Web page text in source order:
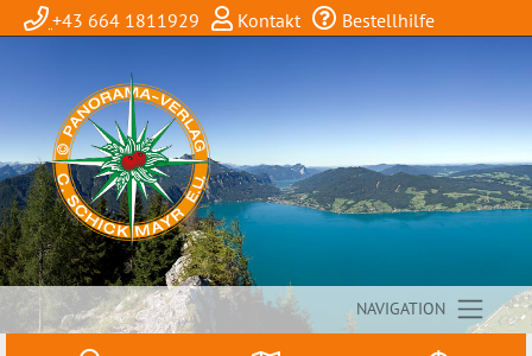
+43 664 1811929 Kontakt Bestellhilfe
NAVIGATION